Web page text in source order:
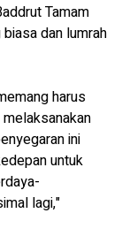
Tamam
dan lumrah
harus
ini
untuk
lagi,"